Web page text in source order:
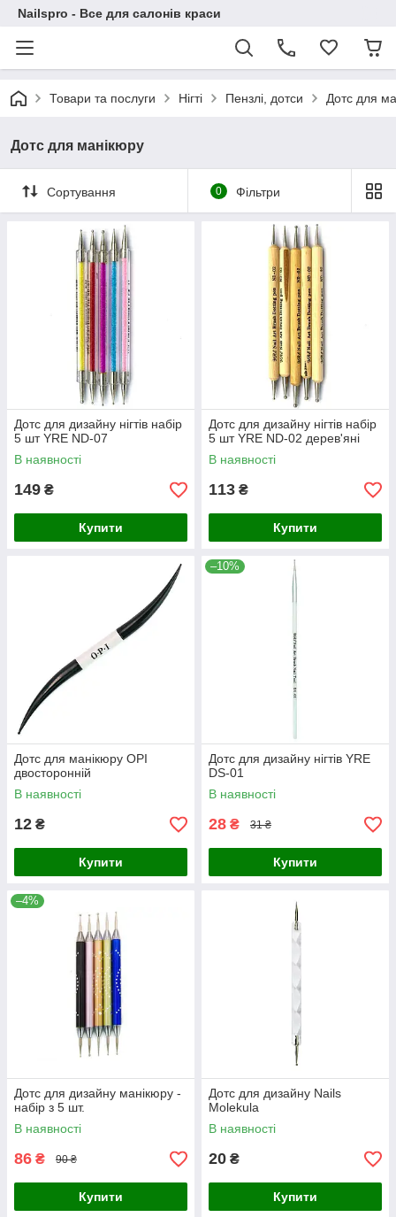
Nailspro - Все для салонів краси
Товари та послуги Нігті Пензлі, дотси Дотс для
Дотс для манікюру
Сортування 0 Фільтри
Дотс для дизайну нігтів набір
5 шт YRE ND-07
В наявності
149 ₴
Купити
Дотс для дизайну нігтів набір
5 шт YRE ND-02 дерев'яні
В наявності
113 ₴
Купити
Дотс для манікюру OPI
двосторонній
В наявності
12 ₴
Купити
–10%
Дотс для дизайну нігтів YRE
DS-01
В наявності
28 ₴ 31 ₴
Купити
–4%
Дотс для дизайну манікюру -
набір з 5 шт.
В наявності
86 ₴ 90 ₴
Купити
Дотс для дизайну Nails
Molekula
В наявності
20 ₴
Купити